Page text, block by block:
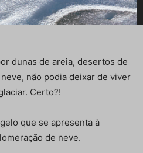
dunas de areia, desertos de
não podia deixar de viver
Certo?!
que se apresenta à
de neve.